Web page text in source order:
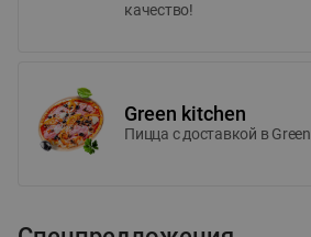
качество!
Green kitchen
Пицца c доставкой в Green